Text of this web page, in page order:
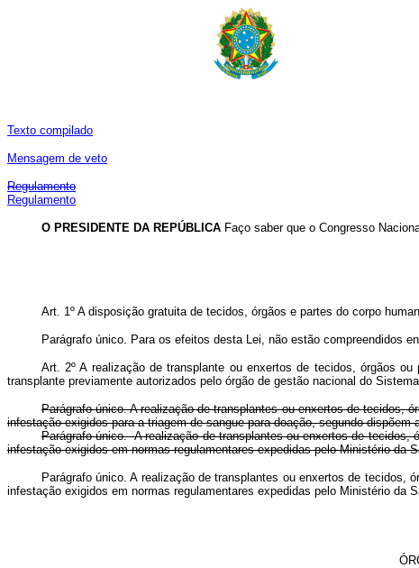
Texto compilado
Mensagem de veto
Regulamento
Regulamento
O PRESIDENTE DA REPÚBLICAFaço saber que o Congresso
Art. 1º A disposição gratuita de tecidos, órgãos e partes do corpo
Parágrafo único. Para os efeitos desta Lei, não estão compreendidos
Art. 2º A realização de transplante ou enxertos de tecidos, órgãos
transplante previamente autorizados pelo órgão de gestão nacional do
Parágrafo único. A realização de transplantes ou enxertos de tecidos,
infestação exigidos para a triagem de sangue para doação, segundo dispõem
Parágrafo único. A realização de transplantes ou enxertos de tecidos,
infestação exigidos em normas regulamentares expedidas pelo
Parágrafo único. A realização de transplantes ou enxertos de tecidos,
infestação exigidos em normas regulamentares expedidas pelo